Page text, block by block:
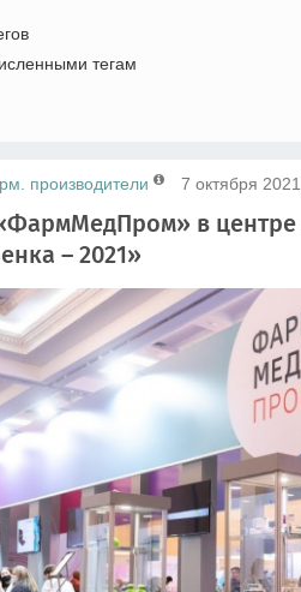
тегам
производители 7 октября
в
– 2021»